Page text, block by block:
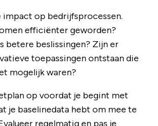
impact op bedrijfsprocessen.
efficiënter geworden?
betere beslissingen? Zijn er
toepassingen ontstaan die
mogelijk waren?
op voordat je begint met
je baselinedata hebt om mee te
regelmatig en pas je